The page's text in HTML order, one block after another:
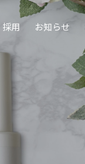
採用 お知らせ